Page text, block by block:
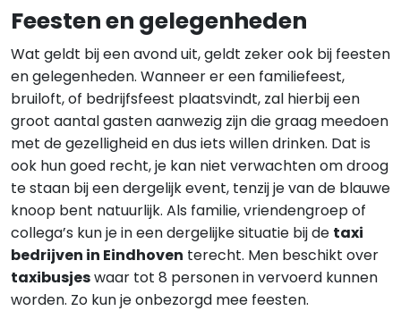
Feesten en gelegenheden
Wat geldt bij een avond uit, geldt zeker ook bij feesten
en gelegenheden. Wanneer er een familiefeest,
bruiloft, of bedrijfsfeest plaatsvindt, zal hierbij een
groot aantal gasten aanwezig zijn die graag meedoen
met de gezelligheid en dus iets willen drinken. Dat is
ook hun goed recht, je kan niet verwachten om droog
te staan bij een dergelijk event, tenzij je van de blauwe
knoop bent natuurlijk. Als familie, vriendengroep of
collega’s kun je in een dergelijke situatie bij de taxi
bedrijven in Eindhoven terecht. Men beschikt over
taxibusjeswaar tot 8 personen in vervoerd kunnen
worden. Zo kun je onbezorgd mee feesten.